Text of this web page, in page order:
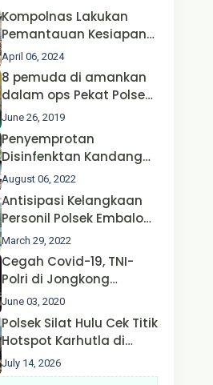
Kompolnas Lakukan
Pemantauan Kesiapan
Operasi Ketupat 2024 di
Polda Jatim Bersama
Kapolri dan Menteri
Perhubungan
April 06, 2024
8 pemuda di amankan
dalam ops Pekat Polsek
Jongkong
June 26, 2019
Penyemprotan
Disinfenktan Kandang
Ternak Kambing warga
Oleh Satgas Ops Aman
Nusa II Polda Kalbar*
August 06, 2022
Antisipasi Kelangkaan
Personil Polsek Embaloh
Hulu Gencar Lakukan
Pengecekan Oksigen
March 29, 2022
Cegah Covid-19, TNI-
Polri di Jongkong
Himbau Masyarakat
Jangan Kumpul Hinga
Larut Malam.
June 03, 2020
Polsek Silat Hulu Cek Titik
Hotspot Karhutla di
Desa Nanga Dangkan,
Api Ditemukan Sudah
July 14, 2026